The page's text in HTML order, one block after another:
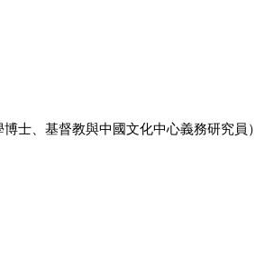
士、基督教與中國文化中心義務研究員）